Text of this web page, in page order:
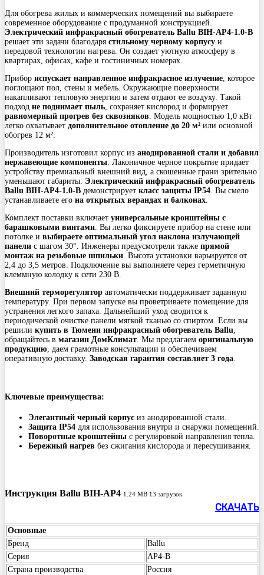
Для обогрева жилых и коммерческих помещений вы выбираете
современное оборудование с продуманной конструкцией.
Электрический инфракрасный обогреватель Ballu BIH-AP4-1.0-B
решает эти задачи благодаря стильному черному корпусу и
передовой технологии нагрева. Он создает уютную атмосферу в
квартирах, офисах, кафе и гостиничных номерах.
Прибор испускает направленное инфракрасное излучение, которое
поглощают пол, стены и мебель. Окружающие поверхности
накапливают тепловую энергию и затем отдают ее воздуху. Такой
подход не поднимает пыль, сохраняет кислород и формирует
равномерный прогрев без сквозняков. Модель мощностью 1,0 кВт
легко охватывает дополнительное отопление до 20 м² или основной
обогрев 12 м².
Производитель изготовил корпус из анодированной стали и добавил
нержавеющие компоненты. Лаконичное черное покрытие придает
устройству премиальный внешний вид, а скошенные грани зрительно
уменьшают габариты. Электрический инфракрасный обогреватель
Ballu BIH-AP4-1.0-B демонстрирует класс защиты IP54. Вы смело
устанавливаете его на открытых верандах и балконах.
Комплект поставки включает универсальные кронштейны с
барашковыми винтами. Вы легко фиксируете прибор на стене или
потолке и выбираете оптимальный угол наклона излучающей
панели с шагом 30°. Инженеры предусмотрели также прямой
монтаж на резьбовые шпильки. Высота установки варьируется от
2,4 до 3,5 метров. Подключение вы выполняете через герметичную
клеммную колодку к сети 230 В.
Внешний терморегулятор автоматически поддерживает заданную
температуру. При первом запуске вы проветриваете помещение для
устранения легкого запаха. Дальнейший уход сводится к
периодической очистке панели мягкой тканью со спиртом. Если вы
решили купить в Тюмени инфракрасный обогреватель Ballu,
обращайтесь в магазин ДомКлимат. Мы предлагаем оригинальную
продукцию, даем грамотные консультации и обеспечиваем
оперативную доставку. Заводская гарантия составляет 3 года.
Ключевые преимущества:
Элегантный черный корпус из анодированной стали.
Защита IP54 для использования внутри и снаружи помещений.
Поворотные кронштейны с регулировкой направления тепла.
Бережный нагрев без сжигания кислорода и пересушивания.
Инструкция Ballu BIH-AP4 1.24 MB 13 загрузок
СКАЧАТЬ
Основные
Бренд
Ballu
Серия
AP4-B
Страна производства
Россия